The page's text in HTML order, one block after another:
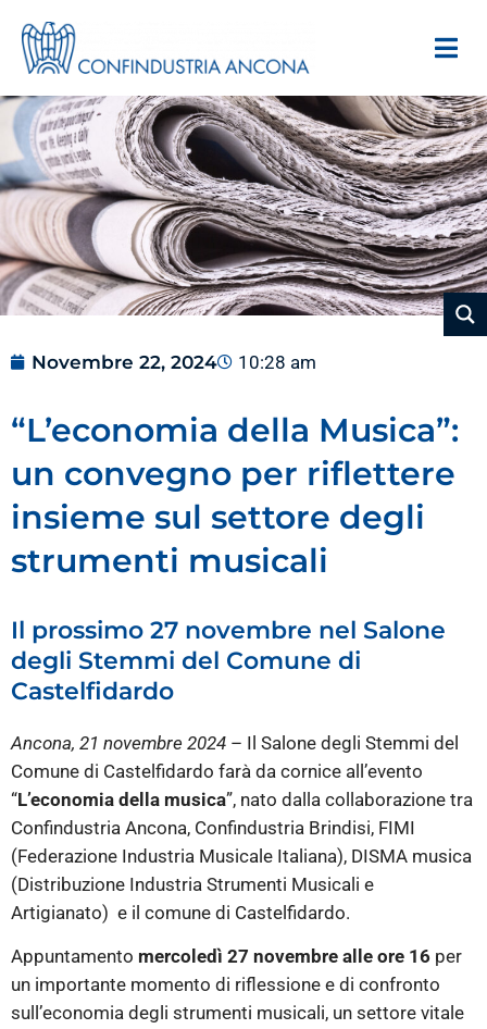
Novembre 22, 2024 10:28 am
“L’economia della Musica”:
un convegno per riflettere
insieme sul settore degli
strumenti musicali
Il prossimo 27 novembre nel Salone
degli Stemmi del Comune di
Castelfidardo
Ancona, 21 novembre 2024 – Il Salone degli Stemmi del
Comune di Castelfidardo farà da cornice all’evento
“L’economia della musica”, nato dalla collaborazione tra
Confindustria Ancona, Confindustria Brindisi, FIMI
(Federazione Industria Musicale Italiana), DISMA musica
(Distribuzione Industria Strumenti Musicali e
Artigianato) e il comune di Castelfidardo.
Appuntamento mercoledì 27 novembre alle ore 16 per
un importante momento di riflessione e di confronto
sull’economia degli strumenti musicali, un settore vitale